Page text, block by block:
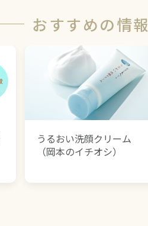
おすすめの情報
うるおい洗顔クリーム
（岡本のイチオシ）